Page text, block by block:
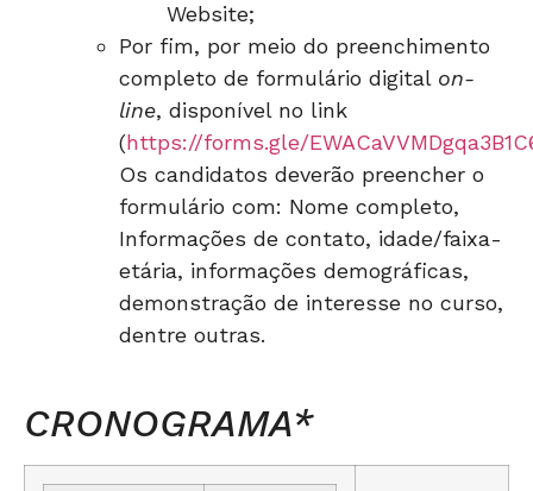
Website;
Por fim, por meio do preenchimento
completo de formulário digital on-
line, disponível no link
(https://forms.gle/
Os candidatos deverão preencher o
formulário com: Nome completo,
Informações de contato, idade/faixa-
etária, informações demográficas,
demonstração de interesse no curso,
dentre outras.
CRONOGRAMA*